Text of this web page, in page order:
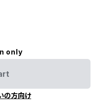
only
の方向け